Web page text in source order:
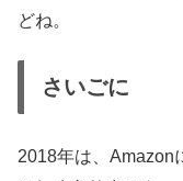
どね。
さいごに
2018年は、Amazon